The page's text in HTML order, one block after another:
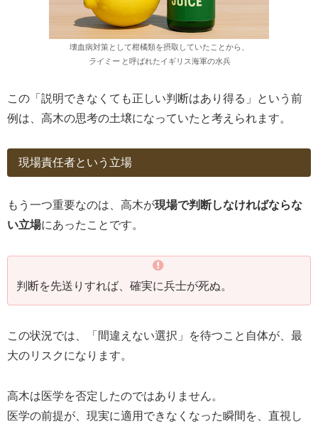
壊血病対策として柑橘類を摂取していたことから、
ライミーと呼ばれたイギリス海軍の水兵
この「説明できなくても正しい判断はあり得る」という前
例は、高木の思考の土壌になっていたと考えられます。
現場責任者という立場
もう一つ重要なのは、高木が現場で判断しなければならな
い立場にあったことです。
判断を先送りすれば、確実に兵士が死ぬ。
この状況では、「間違えない選択」を待つこと自体が、最
大のリスクになります。
高木は医学を否定したのではありません。
医学の前提が、現実に適用できなくなった瞬間を、直視し